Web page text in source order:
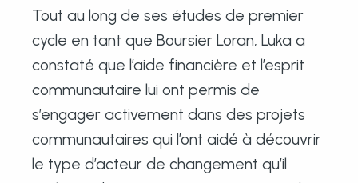
Tout au long de ses études de premier
cycle en tant que Boursier Loran, Luka a
constaté que l’aide financière et l’esprit
communautaire lui ont permis de
s’engager activement dans des projets
communautaires qui l’ont aidé à découvrir
le type d’acteur de changement qu’il